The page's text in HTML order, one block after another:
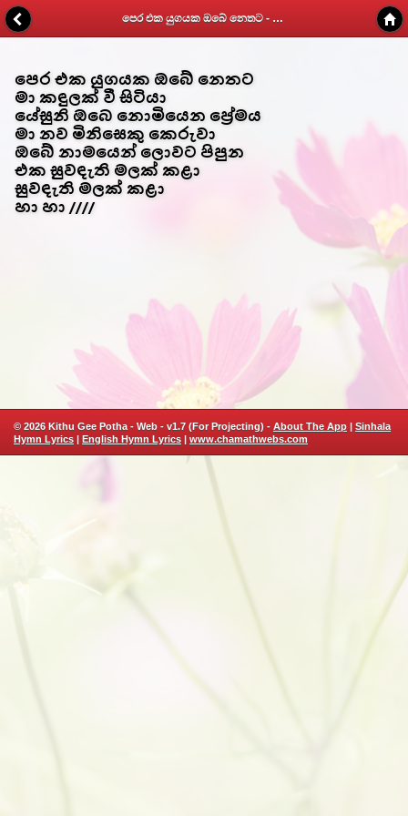
පෙර එක යුගයක ඔබේ නෙතට - Kithunu Gee Potha - Web v1.7
පෙර එක යුගයක ඔබේ නෙතට
මා කඳුලක් වී සිටියා
යේසුනි ඔබෙ නොමියෙන ප්‍රේමය
මා නව මිනිසෙකු කෙරුවා
ඔබේ නාමයෙන් ලොවට පිපුන
එක සුවඳැති මලක් කළා
සුවඳැති මලක් කළා
හා හා ////
© 2026 Kithu Gee Potha - Web - v1.7 (For Projecting) - About The App | Sinhala
Hymn Lyrics | English Hymn Lyrics | www.chamathwebs.com